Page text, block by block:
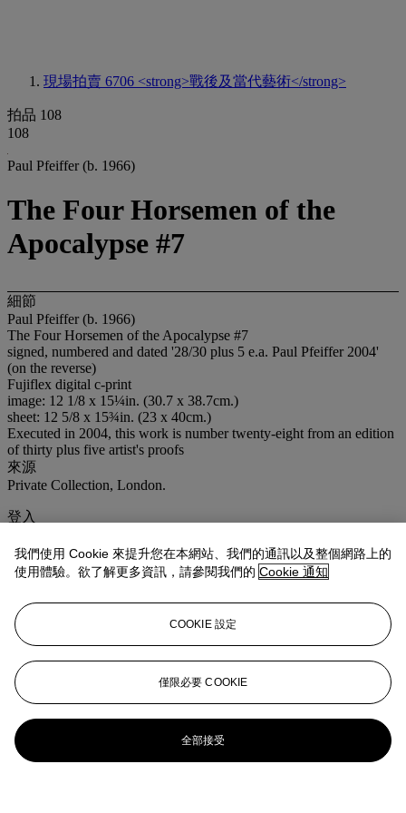
現場拍賣 6706 <strong>戰後及當代藝術</strong>
拍品 108
108
Paul Pfeiffer (b. 1966)
The Four Horsemen of the
Apocalypse #7
細節
Paul Pfeiffer (b. 1966)
The Four Horsemen of the Apocalypse #7
signed, numbered and dated '28/30 plus 5 e.a. Paul Pfeiffer 2004'
(on the reverse)
Fujiflex digital c-print
image: 12 1/8 x 15¼in. (30.7 x 38.7cm.)
sheet: 12 5/8 x 15¾in. (23 x 40cm.)
Executed in 2004, this work is number twenty-eight from an edition
of thirty plus five artist's proofs
來源
Private Collection, London.
登入
更多來自<strong>戰後及當代藝術
</strong>
查看全部
查看全部
我們使用 Cookie 來提升您在本網站、我們的通訊以及整個網路上的
使用體驗。欲了解更多資訊，請參閱我們的 Cookie 通知
COOKIE 設定
僅限必要 COOKIE
全部接受